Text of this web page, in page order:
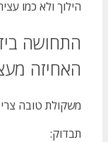
הילוך ולא כמו
התחושה
האחיזה
משקולת טובה
תבדוק: